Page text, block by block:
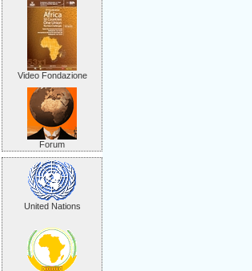
Video Fondazione
Forum
United Nations